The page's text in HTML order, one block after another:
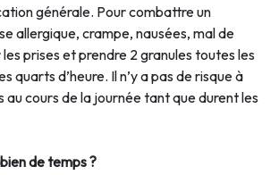
générale. Pour combattre un
allergique, crampe, nausées, mal de
prises et prendre 2 granules toutes les
quarts d’heure. Il n’y a pas de risque à
au cours de la journée tant que durent les
de temps ?